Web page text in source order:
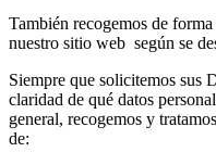
También recogemos de
nuestro sitio web según se
Siempre que solicitemos sus
claridad de qué datos
general, recogemos y
de: